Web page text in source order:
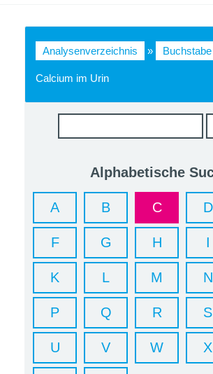
Analysenverzeichnis » Buchstabe
Calcium im Urin
Alphabetische
A B C D
F G H I
K L M N
P Q R S
U V W X